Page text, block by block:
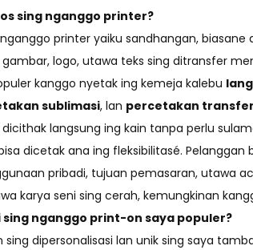
sing nganggo printer?
printer yaiku sandhangan,
gambar, logo, utawa teks sing ditransfer
kanggo nyetak ing kemeja kalebu
sublimasi, lan percetakan
langsung ing kain tanpa perlu
dicetak ana ing fleksibilitasé.
pribadi, tujuan pemasaran, utawa
karya seni sing cerah, kemungkinan
sing nganggo print-on saya populer?
sing dipersonalisasi lan unik sing saya